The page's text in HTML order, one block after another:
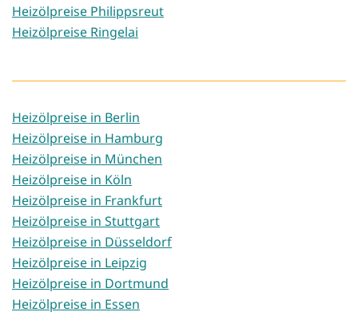
Heizölpreise Philippsreut
Heizölpreise Ringelai
Heizölpreise in Berlin
Heizölpreise in Hamburg
Heizölpreise in München
Heizölpreise in Köln
Heizölpreise in Frankfurt
Heizölpreise in Stuttgart
Heizölpreise in Düsseldorf
Heizölpreise in Leipzig
Heizölpreise in Dortmund
Heizölpreise in Essen